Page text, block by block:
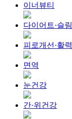
이너뷰티
다이어트·슬림
피로개선·활력
면역
눈건강
간·위건강